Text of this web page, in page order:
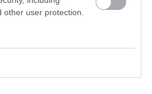
user protection.